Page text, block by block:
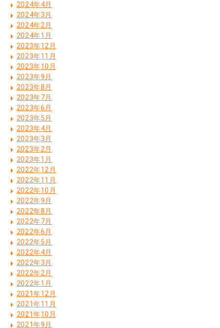
2024年4月
2024年3月
2024年2月
2024年1月
2023年12月
2023年11月
2023年10月
2023年9月
2023年8月
2023年7月
2023年6月
2023年5月
2023年4月
2023年3月
2023年2月
2023年1月
2022年12月
2022年11月
2022年10月
2022年9月
2022年8月
2022年7月
2022年6月
2022年5月
2022年4月
2022年3月
2022年2月
2022年1月
2021年12月
2021年11月
2021年10月
2021年9月